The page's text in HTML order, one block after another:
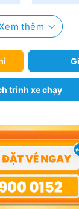
thêm
trình xe chạy